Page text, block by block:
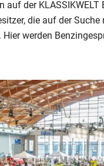
auf der
die auf der
werden